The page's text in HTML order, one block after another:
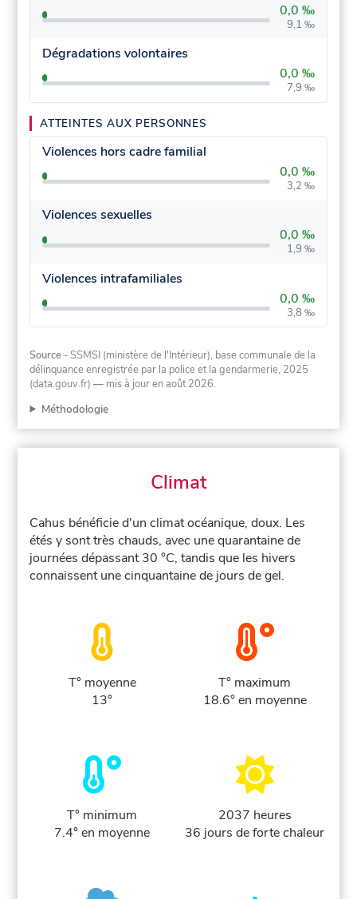
0,0 ‰
9,1 ‰
Dégradations volontaires
0,0 ‰
7,9 ‰
ATTEINTES AUX PERSONNES
Violences hors cadre familial
0,0 ‰
3,2 ‰
Violences sexuelles
0,0 ‰
1,9 ‰
Violences intrafamiliales
0,0 ‰
3,8 ‰
Source - SSMSI (ministère de l'Intérieur), base communale de la
délinquance enregistrée par la police et la gendarmerie, 2025
(data.gouv.fr) — mis à jour en août 2026.
Méthodologie
Climat
Cahus bénéficie d'un climat océanique, doux. Les
étés y sont très chauds, avec une quarantaine de
journées dépassant 30 °C, tandis que les hivers
connaissent une cinquantaine de jours de gel.
T° moyenne
13°
T° maximum
18.6° en moyenne
T° minimum
7.4° en moyenne
2037 heures
36 jours de forte chaleur